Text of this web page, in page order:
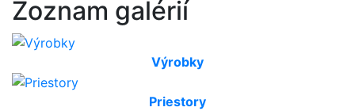
Zoznam galérií
Výrobky
Priestory